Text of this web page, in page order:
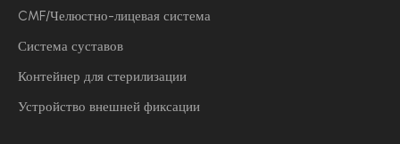
CMF/Челюстно-лицевая система
Система суставов
Контейнер для стерилизации
Устройство внешней фиксации